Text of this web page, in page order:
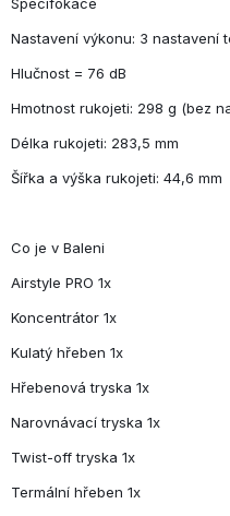
Nastavení výkonu: 3 nastavení
Hlučnost = 76 dB
Hmotnost rukojeti: 298 g (bez
Délka rukojeti: 283,5 mm
Šířka a výška rukojeti: 44,6 mm
Co je v Baleni
Airstyle PRO 1x
Koncentrátor 1x
Kulatý hřeben 1x
Hřebenová tryska 1x
Narovnávací tryska 1x
Twist-off tryska 1x
Termální hřeben 1x